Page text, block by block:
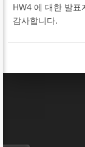
HW4 에 대한 발표
감사합니다.